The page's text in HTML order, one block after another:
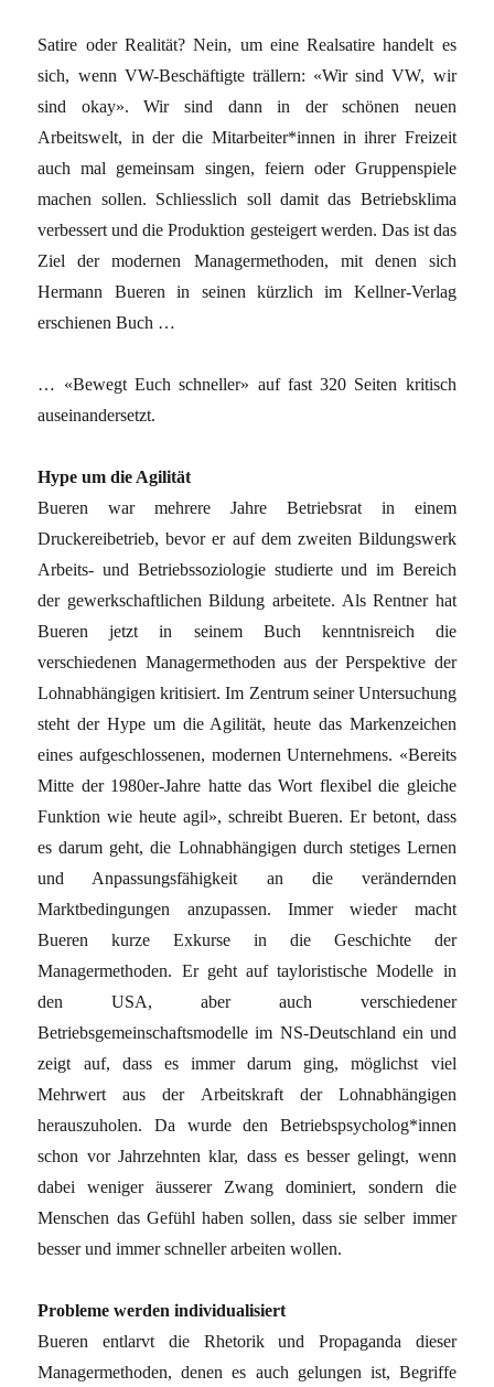
Satire oder Realität? Nein, um eine Realsatire handelt es
sich, wenn VW-Beschäftigte trällern: «Wir sind VW, wir
sind okay». Wir sind dann in der schönen neuen
Arbeitswelt, in der die Mitarbeiter*innen in ihrer Freizeit
auch mal gemeinsam singen, feiern oder Gruppenspiele
machen sollen. Schliesslich soll damit das Betriebsklima
verbessert und die Produktion gesteigert werden. Das ist das
Ziel der modernen Managermethoden, mit denen sich
Hermann Bueren in seinen kürzlich im Kellner-Verlag
erschienen Buch …
… «Bewegt Euch schneller» auf fast 320 Seiten kritisch
auseinandersetzt.
Hype um die Agilität
Bueren war mehrere Jahre Betriebsrat in einem
Druckereibetrieb, bevor er auf dem zweiten Bildungswerk
Arbeits- und Betriebssoziologie studierte und im Bereich
der gewerkschaftlichen Bildung arbeitete. Als Rentner hat
Bueren jetzt in seinem Buch kenntnisreich die
verschiedenen Managermethoden aus der Perspektive der
Lohnabhängigen kritisiert. Im Zentrum seiner Untersuchung
steht der Hype um die Agilität, heute das Markenzeichen
eines aufgeschlossenen, modernen Unternehmens. «Bereits
Mitte der 1980er-Jahre hatte das Wort flexibel die gleiche
Funktion wie heute agil», schreibt Bueren. Er betont, dass
es darum geht, die Lohnabhängigen durch stetiges Lernen
und Anpassungsfähigkeit an die verändernden
Marktbedingungen anzupassen. Immer wieder macht
Bueren kurze Exkurse in die Geschichte der
Managermethoden. Er geht auf tayloristische Modelle in
den USA, aber auch verschiedener
Betriebsgemeinschaftsmodelle im NS-Deutschland ein und
zeigt auf, dass es immer darum ging, möglichst viel
Mehrwert aus der Arbeitskraft der Lohnabhängigen
herauszuholen. Da wurde den Betriebspsycholog*innen
schon vor Jahrzehnten klar, dass es besser gelingt, wenn
dabei weniger äusserer Zwang dominiert, sondern die
Menschen das Gefühl haben sollen, dass sie selber immer
besser und immer schneller arbeiten wollen.
Probleme werden individualisiert
Bueren entlarvt die Rhetorik und Propaganda dieser
Managermethoden, denen es auch gelungen ist, Begriffe